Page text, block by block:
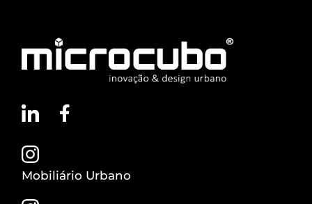
Mobiliário Urbano